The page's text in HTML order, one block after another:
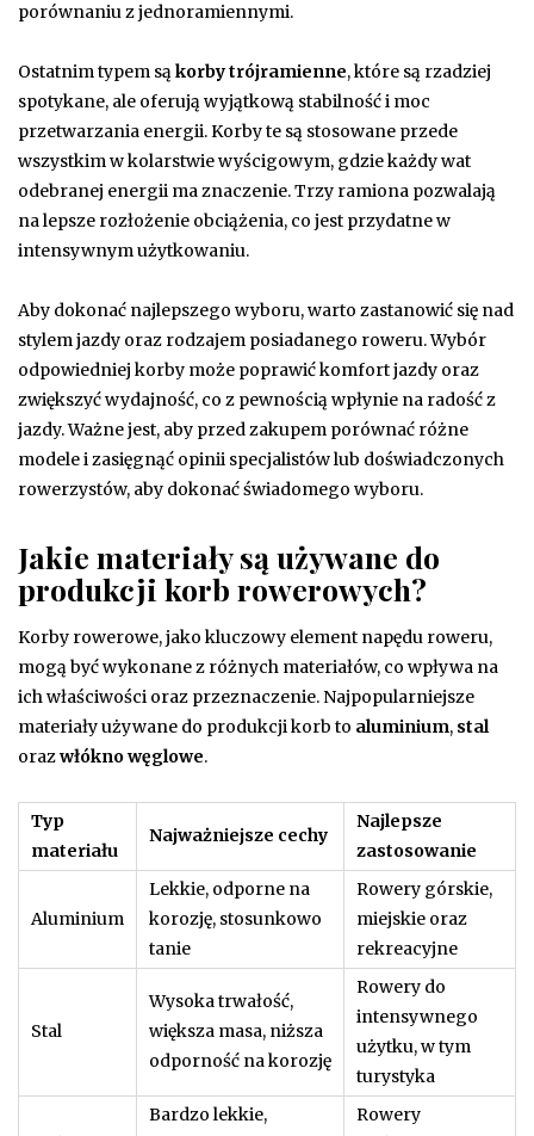
porównaniu z jednoramiennymi.
Ostatnim typem sąkorby trójramienne, które są rzadziej
spotykane, ale oferują wyjątkową stabilność i moc
przetwarzania energii. Korby te są stosowane przede
wszystkim w kolarstwie wyścigowym, gdzie każdy wat
odebranej energii ma znaczenie. Trzy ramiona pozwalają
na lepsze rozłożenie obciążenia, co jest przydatne w
intensywnym użytkowaniu.
Aby dokonać najlepszego wyboru, warto zastanowić się nad
stylem jazdy oraz rodzajem posiadanego roweru. Wybór
odpowiedniej korby może poprawić komfort jazdy oraz
zwiększyć wydajność, co z pewnością wpłynie na radość z
jazdy. Ważne jest, aby przed zakupem porównać różne
modele i zasięgnąć opinii specjalistów lub doświadczonych
rowerzystów, aby dokonać świadomego wyboru.
Jakie materiały są używane do
produkcji korb rowerowych?
Korby rowerowe, jako kluczowy element napędu roweru,
mogą być wykonane z różnych materiałów, co wpływa na
ich właściwości oraz przeznaczenie. Najpopularniejsze
materiały używane do produkcji korb to aluminium, stal
orazwłókno węglowe.
Typ
materiału
Najważniejsze cechy
Najlepsze
zastosowanie
Aluminium
Lekkie, odporne na
korozję, stosunkowo
tanie
Rowery górskie,
miejskie oraz
rekreacyjne
Stal
Wysoka trwałość,
większa masa, niższa
odporność na korozję
Rowery do
intensywnego
użytku, w tym
turystyka
Bardzo lekkie,
Rowery